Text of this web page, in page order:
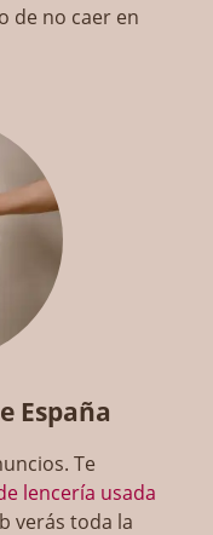
de no caer en
España
Te
lencería usada
verás toda la